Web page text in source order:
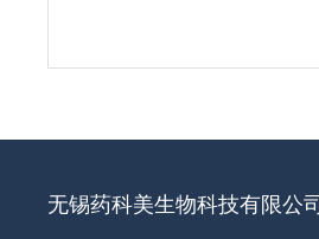
无锡药科美生物科技有限公司